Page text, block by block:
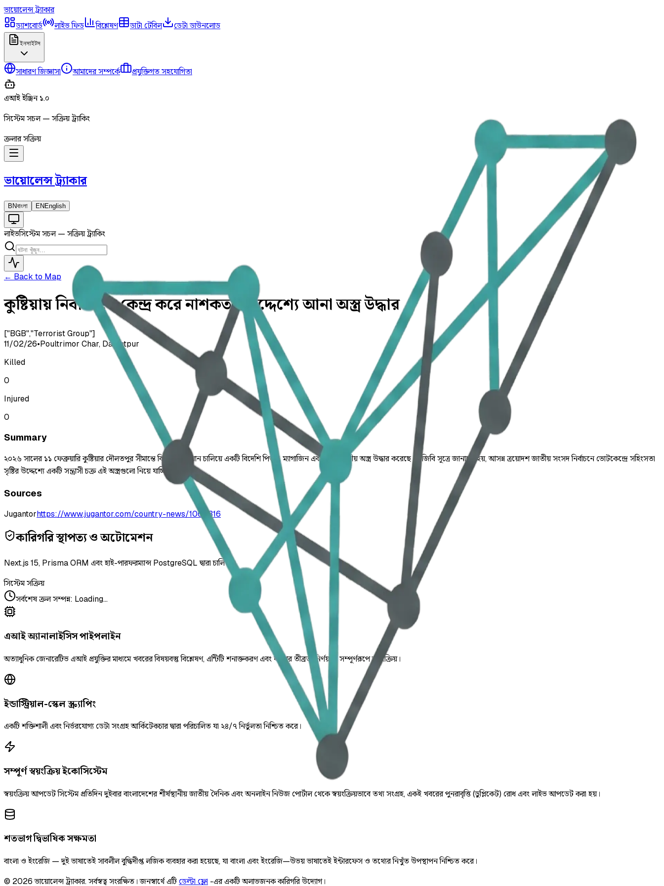
ভায়োলেন্সট্র্যাকার
ড্যাশবোর্ড
লাইভ ফিড বিশ্লেষণ ডাটা টেবিল ডেটা ডাউনলোড
ইনসাইটস
সাধারণ জিজ্ঞাসা আমাদের সম্পর্কে প্রযুক্তিগত সহযোগিতা
এআই ইঞ্জিন ১.০
সিস্টেম সচল — সক্রিয় ট্র্যাকিং
ক্রলার সক্রিয়
ভায়োলেন্সট্র্যাকার
BNবাংলা EN English
লাইভসিস্টেম সচল — সক্রিয় ট্র্যাকিং
← Back to Map
কুষ্টিয়ায় নির্বাচনকে কেন্দ্র করে নাশকতার উদ্দেশ্যে আনা অস্ত্র উদ্ধার
["BGB","Terrorist Group"]
11/02/26•Poultrimor Char, Daulatpur
Killed
0
Injured
0
Summary
২০২৬ সালের ১১ ফেব্রুয়ারি কুষ্টিয়ার দৌলতপুর সীমান্তে বিজিবি অভিযান চালিয়ে একটি বিদেশি পিস্তল, ম্যাগাজিন এবং ১৪টি দেশীয় অস্ত্র উদ্ধার করেছে। বিজিবি সূত্রে জানানো হয়, আসন্ন ত্রয়োদশ জাতীয় সংসদ নির্বাচনে ভোটকেন্দ্রে সহিংসতা
সৃষ্টির উদ্দেশ্যে একটি সন্ত্রাসী চক্র এই অস্ত্রগুলো নিয়ে যাচ্ছিল।
Sources
Jugantorhttps://www.jugantor.com/country-news/1064316
কারিগরি স্থাপত্য ও অটোমেশন
Next.js 15, Prisma ORM এবং হাই-পারফরম্যান্স PostgreSQL দ্বারা চালিত।
সিস্টেম সক্রিয়
সর্বশেষ ক্রল সম্পন্ন: Loading...
এআই অ্যানালাইসিস পাইপলাইন
অত্যাধুনিক জেনারেটিভ এআই প্রযুক্তির মাধ্যমে খবরের বিষয়বস্তু বিশ্লেষণ, এন্টিটি শনাক্তকরণ এবং ঘটনার তীব্রতা নির্ণয় যা সম্পূর্ণরূপে স্বয়ংক্রিয়।
ইন্ডাস্ট্রিয়াল-স্কেল স্ক্র্যাপিং
একটি শক্তিশালী এবং নির্ভরযোগ্য ডেটা সংগ্রহ আর্কিটেকচার দ্বারা পরিচালিত যা ২৪/৭ নির্ভুলতা নিশ্চিত করে।
সম্পূর্ণ স্বয়ংক্রিয় ইকোসিস্টেম
স্বয়ংক্রিয় আপডেট সিস্টেম প্রতিদিন দুইবার বাংলাদেশের শীর্ষস্থানীয় জাতীয় দৈনিক এবং অনলাইন নিউজ পোর্টাল থেকে স্বয়ংক্রিয়ভাবে তথ্য সংগ্রহ, একই খবরের পুনরাবৃত্তি (ডুপ্লিকেট) রোধ এবং লাইভ আপডেট করা হয়।
শতভাগ দ্বিভাষিক সক্ষমতা
বাংলা ও ইংরেজি — দুই ভাষাতেই সাবলীল বুদ্ধিদীপ্ত লজিক ব্যবহার করা হয়েছে, যা বাংলা এবং ইংরেজি—উভয় ভাষাতেই ইন্টারফেস ও তথ্যের নিখুঁত উপস্থাপন নিশ্চিত করে।
© 2026 ভায়োলেন্স ট্র্যাকার.সর্বস্বত্ব সংরক্ষিত। জনস্বার্থে এটিডেল্টা ফ্লো -এর একটি অলাভজনক কারিগরি উদ্যোগ।